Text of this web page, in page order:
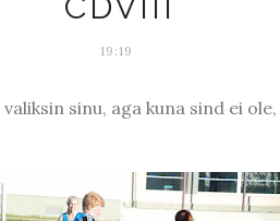
19:19
sinu, aga kuna sind ei